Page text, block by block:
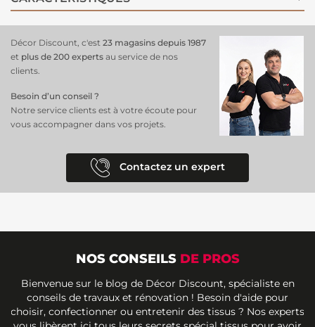
Décor Discount, c'est 23 magasins depuis 1987
et plus de 200 experts au service de nos
clients.
Besoin d’un conseil ?
Notre service clients est à votre écoute pour
vous accompagner dans vos projets.
Contactez un expert
NOS CONSEILS DE PROS
Bienvenue sur le blog de Décor Discount, spécialiste en
conseils de travaux et rénovation ! Besoin d'aide pour
choisir, confectionner ou entretenir des tissus ? Nos experts